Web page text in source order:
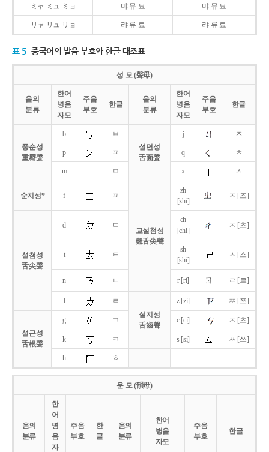
ミャ ミュ ミョ 먀 뮤 묘 먀 뮤 묘
リャ リュ リョ 랴 류 료 랴 류 료
표 5 중국어의 발음 부호와 한글 대조표
성 모 (聲母)
음의
분류
한어
병음
자모
주음
부호
한글
음의
분류
한어
병음
자모
주음
부호
한글
중순성
重脣聲
b
ㅂ
설면성
舌面聲
j ㅈ
p ㅍ q ㅊ
m ㅁ x ㅅ
순치성* f ㅍ
교설첨성
翹舌尖聲
zh
[zhi]
ㅈ [즈]
설첨성
舌尖聲
d ㄷ
ch
[chi]
ㅊ [츠]
t ㅌ
sh
[shi]
ㅅ [스]
n ㄴ r [ri] ㄖ ㄹ [르]
l
ㄹ
설치성
舌齒聲
z [zi] ㅉ [쯔]
설근성
舌根聲
g ㄱ c [ci] ㅊ [츠]
k ㅋ s [si] ㅆ [쓰]
h ㅎ
운 모 (韻母)
음의
분류
한
어
병
음
자
주음
부호
한
글
음의
분류
한어
병음
자모
주음
부호
한글